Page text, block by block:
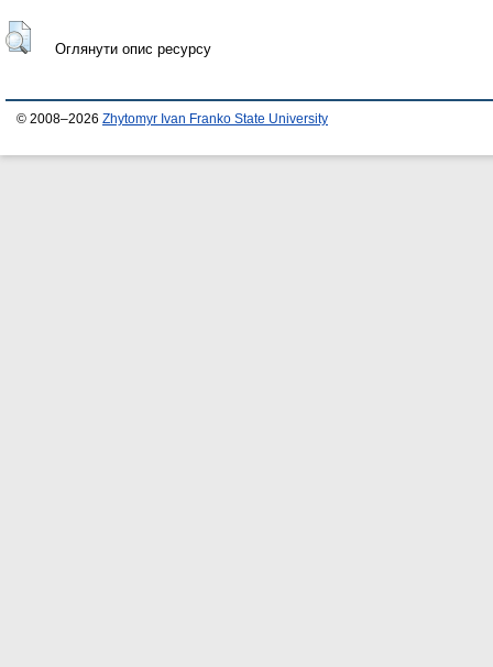
Оглянути опис ресурсу
© 2008–2026 Zhytomyr Ivan Franko State University